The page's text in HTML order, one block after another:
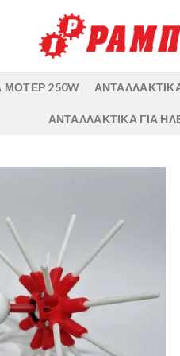
ΜΟΤΕΡ 250W
ΑΝΤΑΛΛΑΚΤΙΚΑ ΓΙΑ